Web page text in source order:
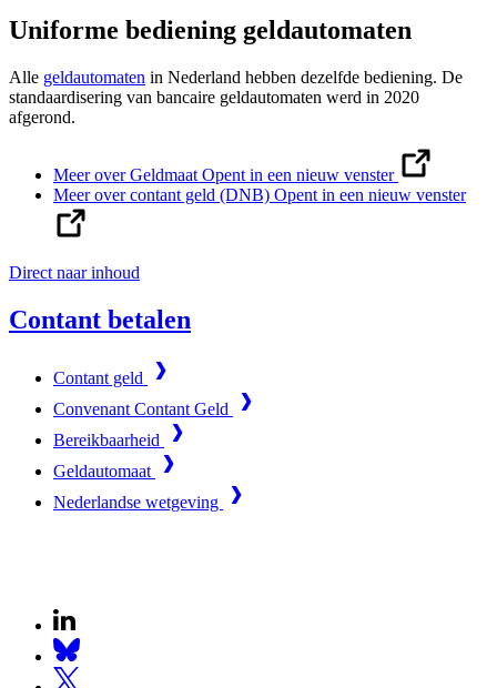
Uniforme bediening geldautomaten
Alle geldautomaten in Nederland hebben dezelfde bediening. De
standaardisering van bancaire geldautomaten werd in 2020
afgerond.
Meer over Geldmaat Opent in een nieuw venster
Meer over contant geld (DNB) Opent in een nieuw venster
Direct naar inhoud
Contant betalen
Contant geld
Convenant Contant Geld
Bereikbaarheid
Geldautomaat
Nederlandse wetgeving